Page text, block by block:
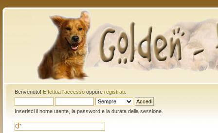
Benvenuto! Effettua l'accessooppure registrati.
Inserisci il nome utente, la password e la durata della sessione.